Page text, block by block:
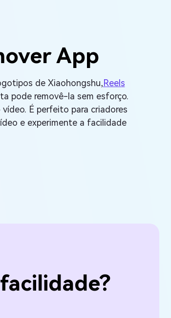
App
de Xiaohongshu,Reels
pode removê-la sem esforço.
É perfeito para criadores
e experimente a facilidade